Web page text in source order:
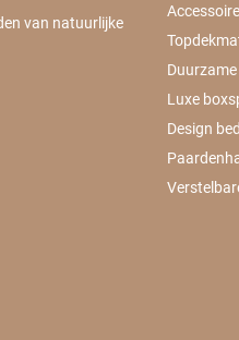
van natuurlijke
Luxe
Design